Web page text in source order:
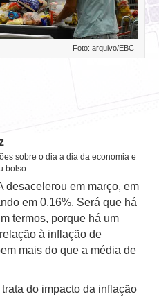
Foto: arquivo/EBC
sobre o dia a dia da economia e
bolso.
desacelerou em março, em
em 0,16%. Será que há
termos, porque há um
à inflação de
mais do que a média de
do impacto da inflação